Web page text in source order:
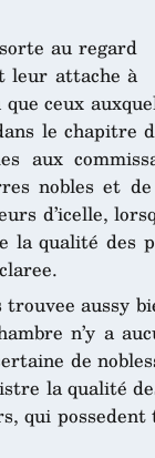
au regard
leur attache à
ceux
le chapitre
aux
nobles et
d’icelle,
la qualité des
aussy
n’y a
de
la qualité
possedent